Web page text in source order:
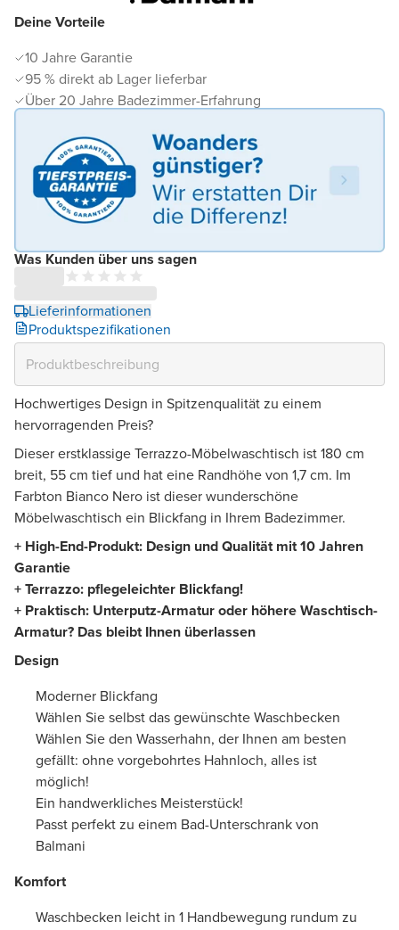
Deine Vorteile
10 Jahre Garantie
95 % direkt ab Lager lieferbar
Über 20 Jahre Badezimmer-Erfahrung
Was Kunden über uns sagen
Lieferinformationen
Produktspezifikationen
Hochwertiges Design in Spitzenqualität zu einem
hervorragenden Preis?
Dieser erstklassige Terrazzo-Möbelwaschtisch ist 180 cm
breit, 55 cm tief und hat eine Randhöhe von 1,7 cm. Im
Farbton Bianco Nero ist dieser wunderschöne
Möbelwaschtisch ein Blickfang in Ihrem Badezimmer.
+ High-End-Produkt: Design und Qualität mit 10 Jahren
Garantie
+ Terrazzo: pflegeleichter Blickfang!
+ Praktisch: Unterputz-Armatur oder höhere Waschtisch-
Armatur? Das bleibt Ihnen überlassen
Design
Moderner Blickfang
Wählen Sie selbst das gewünschte Waschbecken
Wählen Sie den Wasserhahn, der Ihnen am besten
gefällt: ohne vorgebohrtes Hahnloch, alles ist
möglich!
Ein handwerkliches Meisterstück!
Passt perfekt zu einem Bad-Unterschrank von
Balmani
Komfort
Waschbecken leicht in 1 Handbewegung rundum zu